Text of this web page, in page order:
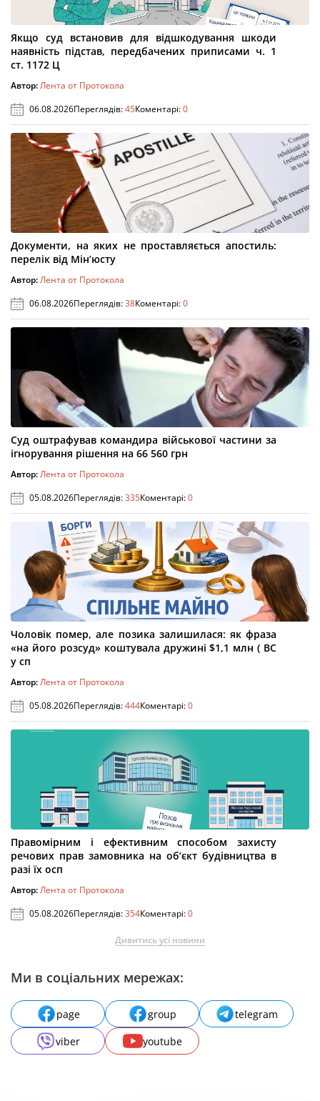
Якщо суд встановив для відшкодування шкоди
наявність підстав, передбачених приписами ч. 1
ст. 1172 Ц
Автор:Лента от Протокола
06.08.2026Переглядів:45Коментарі:0
Документи, на яких не проставляється апостиль:
перелік від Мін’юсту
Автор:Лента от Протокола
06.08.2026Переглядів:38Коментарі:0
Суд оштрафував командира військової частини за
ігнорування рішення на 66 560 грн
Автор:Лента от Протокола
05.08.2026Переглядів:335Коментарі:0
Чоловік помер, але позика залишилася: як фраза
«на його розсуд» коштувала дружині $1,1 млн ( ВС
у сп
Автор:Лента от Протокола
05.08.2026Переглядів:444Коментарі:0
Правомірним і ефективним способом захисту
речових прав замовника на об’єкт будівництва в
разі їх осп
Автор:Лента от Протокола
05.08.2026Переглядів:354Коментарі:0
Дивитись усі новини
Ми в соціальних мережах:
page group
telegram
viber
youtube